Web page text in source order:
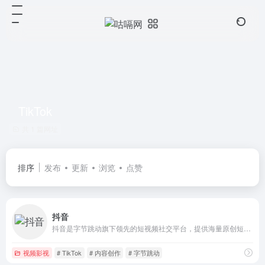
排序 发布 更新 浏览 点赞
抖音
视频影视 # TikTok # 内容创作 # 字节跳动